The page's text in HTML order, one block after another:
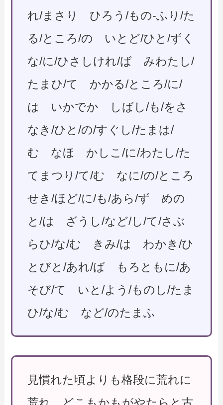
れ/まさり ひろう/もの-ふり/た
る/ところ/の いとど/ひと/ずく
な/に/ひさしけれ/ば みわたし/
たまひ/て かかる/ところ/に/
は いかでか しばし/も/をさ
なき/ひと/の/すぐし/たまは/
む なほ かしこ/に/わたし/た
てまつり/て/む なに/の/ところ
せき/ほど/に/も/あら/ず めの
と/は ざうし/など/し/て/さぶ
らひ/な/む きみ/は わかき/ひ
とびと/あれ/ば もろともに/あ
そび/て いと/よう/ものし/たま
ひ/な/む など/のたまふ
見慣れた頃よりも格段に荒れに